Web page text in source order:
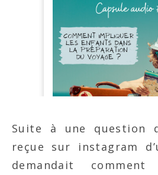
Suite à une question
reçue sur instagram
demandait